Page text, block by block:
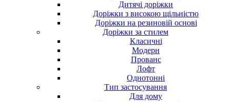
Дитячі доріжки
Доріжки з високою щільністю
Доріжки на резиновій основі
Доріжки за стилем
Класичні
Модерн
Прованс
Лофт
Однотонні
Тип застосування
Для дому